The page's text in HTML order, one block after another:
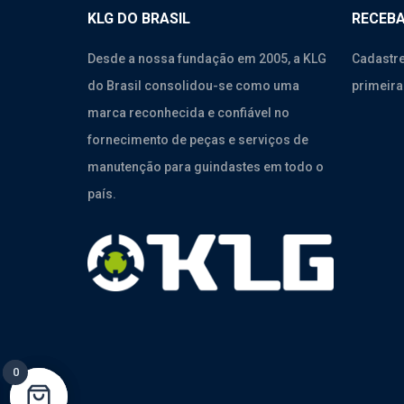
KLG DO BRASIL
Desde a nossa fundação em 2005, a KLG
do Brasil consolidou-se como uma
marca reconhecida e confiável no
fornecimento de peças e serviços de
manutenção para guindastes em todo o
país.
0
0